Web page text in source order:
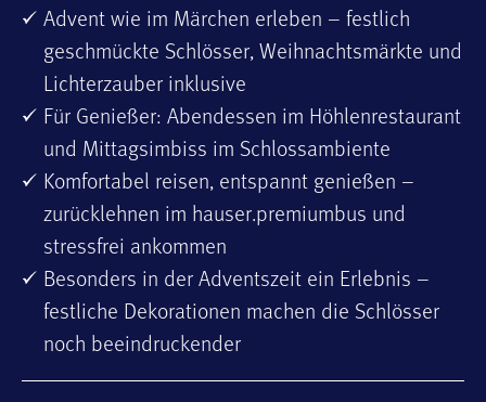
Advent wie im Märchen erleben – festlich
geschmückte Schlösser, Weihnachtsmärkte und
Lichterzauber inklusive
Für Genießer: Abendessen im Höhlenrestaurant
und Mittagsimbiss im Schlossambiente
Komfortabel reisen, entspannt genießen –
zurücklehnen im hauser.premiumbus und
stressfrei ankommen
Besonders in der Adventszeit ein Erlebnis –
festliche Dekorationen machen die Schlösser
noch beeindruckender